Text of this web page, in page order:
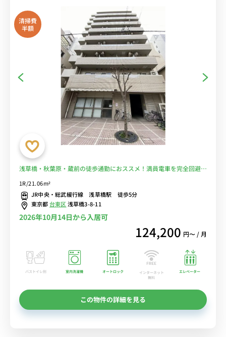
清掃費
半額
浅草橋・秋葉原・蔵前の徒歩通勤におススメ！満員電車を完全回避
1R/21.06m²
JR中央・総武緩行線 浅草橋駅 徒歩5分
東京都台東区浅草橋3-8-11
2026年10月14日から入居可
124,200 円〜 / 月
バストイレ別 室内洗濯機 オートロック
インターネット
無料
エレベーター
この物件の詳細を見る